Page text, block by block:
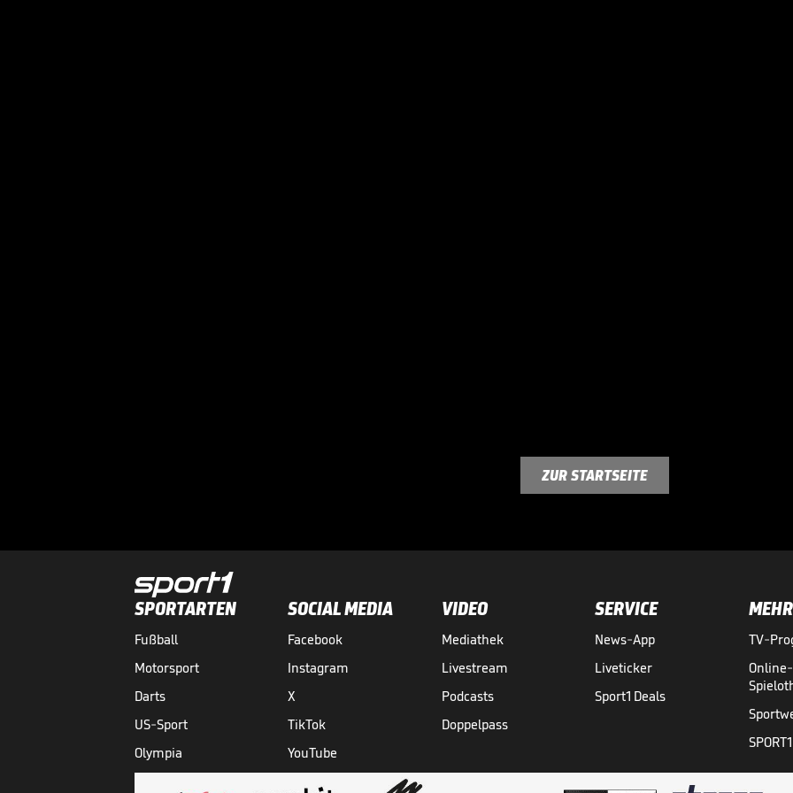
ZUR STARTSEITE
SPORTARTEN
Fußball
Motorsport
Darts
US-Sport
Olympia
SOCIAL MEDIA
Facebook
Instagram
X
TikTok
YouTube
VIDEO
Mediathek
Livestream
Podcasts
Doppelpass
SERVICE
News-App
Liveticker
Sport1 Deals
MEHR
TV-